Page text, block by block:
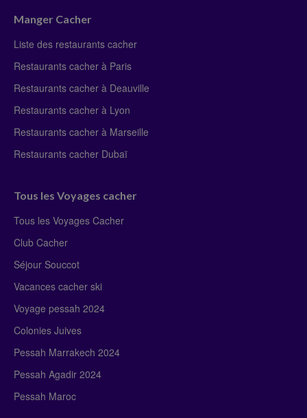
Manger Cacher
Liste des restaurants cacher
Restaurants cacher à Paris
Restaurants cacher à Deauville
Restaurants cacher à Lyon
Restaurants cacher à Marseille
Restaurants cacher Dubaï
Tous les Voyages cacher
Tous les Voyages Cacher
Club Cacher
Séjour Souccot
Vacances cacher ski
Voyage pessah 2024
Colonies Juives
Pessah Marrakech 2024
Pessah Agadir 2024
Pessah Maroc